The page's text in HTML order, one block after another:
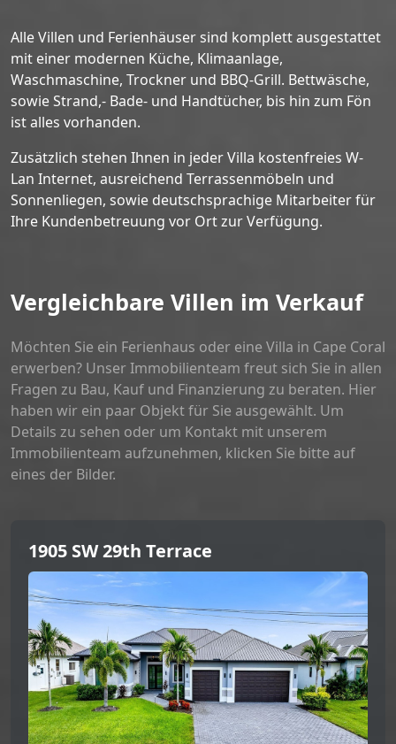
Alle Villen und Ferienhäuser sind komplett ausgestattet
mit einer modernen Küche, Klimaanlage,
Waschmaschine, Trockner und BBQ-Grill. Bettwäsche,
sowie Strand,- Bade- und Handtücher, bis hin zum Fön
ist alles vorhanden.
Zusätzlich stehen Ihnen in jeder Villa kostenfreies W-
Lan Internet, ausreichend Terrassenmöbeln und
Sonnenliegen, sowie deutschsprachige Mitarbeiter für
Ihre Kundenbetreuung vor Ort zur Verfügung.
Vergleichbare Villen im Verkauf
Möchten Sie ein Ferienhaus oder eine Villa in Cape Coral
erwerben? Unser Immobilienteam freut sich Sie in allen
Fragen zu Bau, Kauf und Finanzierung zu beraten. Hier
haben wir ein paar Objekt für Sie ausgewählt. Um
Details zu sehen oder um Kontakt mit unserem
Immobilienteam aufzunehmen, klicken Sie bitte auf
eines der Bilder.
1905 SW 29th Terrace